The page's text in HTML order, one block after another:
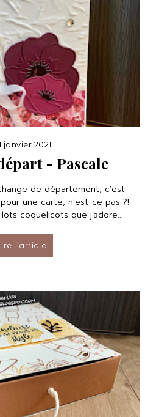
janvier 2021
- Pascale
de département, c’est
une carte, n’est-ce pas ?!
coquelicots que j’adore...
lire l’article